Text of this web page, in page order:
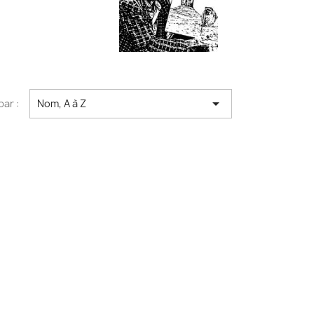
: Nom, A à Z 